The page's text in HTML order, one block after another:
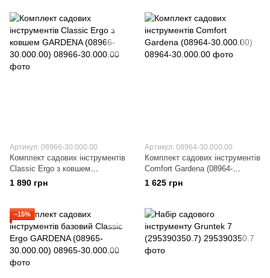
Артикул: 08966-30.000.00
Комплект садових інструментів
Classic Ergo з ковшем
GARDENA (08966-30.000.00)
1 890 грн
Артикул: 08964-30.000.00
Комплект садових інструментів
Comfort Gardena (08964-
30.000.00)
1 625 грн
−15%